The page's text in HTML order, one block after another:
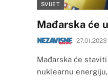
SVIJET
Mađarska će
27.01.2023
Mađarska će
nuklearnu